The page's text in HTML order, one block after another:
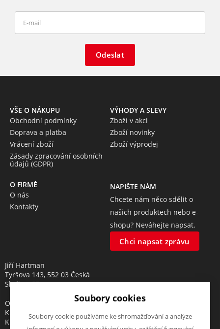
Odeslat
VŠE O NÁKUPU
Obchodní podmínky
Doprava a platba
Vrácení zboží
Zásady zpracování osobních
údajů (GDPR)
VÝHODY A SLEVY
Zboží v akci
Zboží novinky
Zboží výprodej
O FIRMĚ
O nás
Kontakty
NAPIŠTE NÁM
Chcete nám něco sdělit o
našich produktech nebo e-
shopu? Neváhejte napsat.
Chci napsat zprávu
Jiří Hartman
Tyršova 143, 552 03 Česká
Skalice, CZ
Obchodní rejstřík vedený u
Krajského soudu v Hradci
Králové, oddíl A, vložka 18553
Soubory cookies
Soubory cookie používáme ke shromažďování a analýze